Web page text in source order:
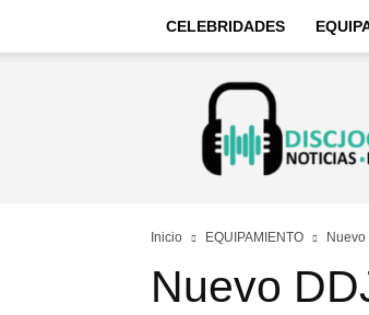
CELEBRIDADES
Discjockeys
Noticias
e
información
Inicio EQUIPAMIENTO
Nuevo